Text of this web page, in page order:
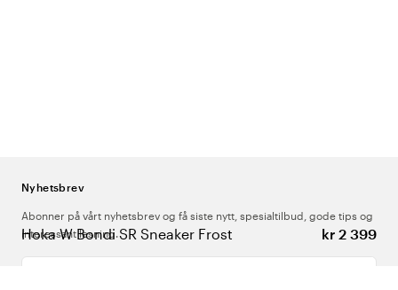
Hoka W Bondi SR Sneaker Frost kr 2 399
Nyhetsbrev
Abonner på vårt nyhetsbrev og få siste nytt, spesialtilbud, gode tips og
interessant lesning.
Skriv inn din e-postadresse